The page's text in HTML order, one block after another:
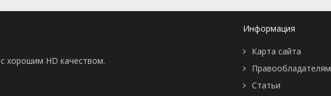
хорошим HD качеством.
Информация
Карта сайта
Правообладателям
Статьи